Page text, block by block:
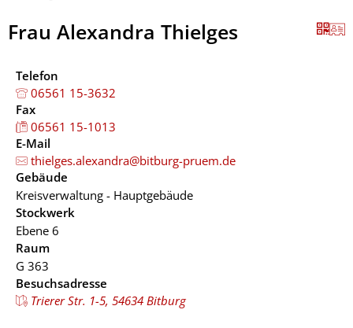
Frau Alexandra Thielges
Telefon
06561 15-3632
Fax
06561 15-1013
E-Mail
thielges.alexandra@bitburg-pruem.de
Gebäude
Kreisverwaltung - Hauptgebäude
Stockwerk
Ebene 6
Raum
G 363
Besuchsadresse
Trierer Str. 1-5, 54634 Bitburg